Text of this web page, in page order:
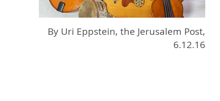
By Uri Eppstein, the Jerusalem Post,
6.12.16